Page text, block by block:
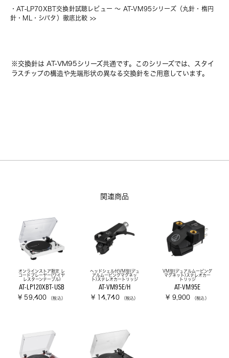
・AT-LP70XBT交換針試聴レビュー 〜 AT-VM95シリーズ（丸針・楕円
針・ML・シバタ）徹底比較 >>
※交換針は AT-VM95シリーズ共通です。このシリーズでは、スタイ
ラスチップの構造や先端形状の異なる交換針をご用意しています。
関連商品
オンラインストア限定 レ
コードプレーヤー(ワイヤ
レスターンテーブル)
AT-LP120XBT-USB
¥ 59,400 （税込）
ヘッドシェル付VM型(デュ
アルムービングマグネッ
ト)ステレオカートリッジ
AT-VM95E/H
¥ 14,740 （税込）
VM型(デュアルムービング
マグネット)ステレオカー
トリッジ
AT-VM95E
¥ 9,900 （税込）